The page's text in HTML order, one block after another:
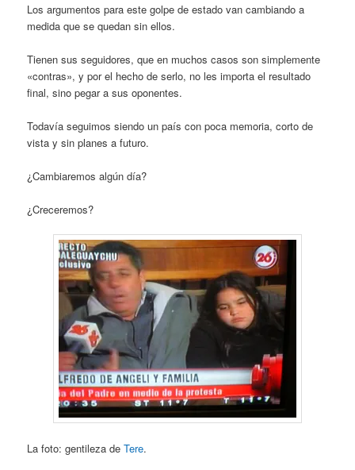
Los argumentos para este golpe de estado van cambiando a
medida que se quedan sin ellos.
Tienen sus seguidores, que en muchos casos son simplemente
«contras», y por el hecho de serlo, no les importa el resultado
final, sino pegar a sus oponentes.
Todavía seguimos siendo un país con poca memoria, corto de
vista y sin planes a futuro.
¿Cambiaremos algún día?
¿Creceremos?
La foto: gentileza deTere.